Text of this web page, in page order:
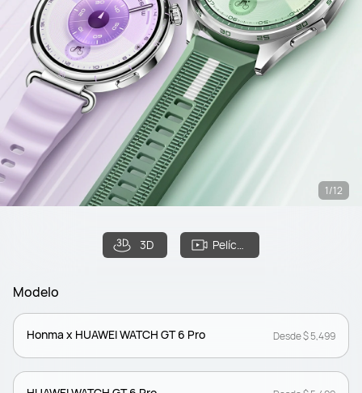
3D Película
1/12
Modelo
Honma x HUAWEI WATCH GT 6 Pro Desde $ 5,499